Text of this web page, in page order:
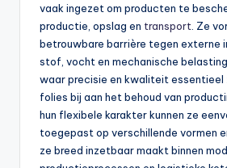
vaak ingezet om producten te
productie, opslag en transport . Ze
betrouwbare barrière tegen externe
stof, vocht en mechanische
waar precisie en kwaliteit essentieel
folies bij aan het behoud van
hun flexibele karakter kunnen ze
toegepast op verschillende vormen
ze breed inzetbaar maakt binnen